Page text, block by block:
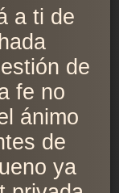
a ti de
de
fe no
ánimo
de
ya